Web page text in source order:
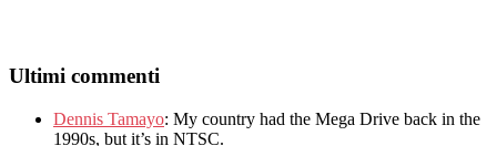
Ultimi commenti
Dennis Tamayo: My country had the Mega Drive back in the
1990s, but it’s in NTSC.